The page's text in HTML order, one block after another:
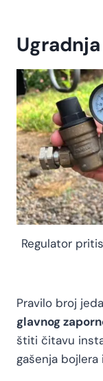
Regulator
Pravilo broj
glavnog
štiti čitavu
gašenja bojlera